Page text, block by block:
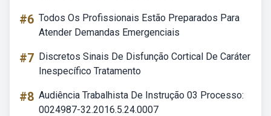
#6 Todos Os Profissionais Estão Preparados Para
Atender Demandas Emergenciais
#7 Discretos Sinais De Disfunção Cortical De Caráter
Inespecífico Tratamento
#8 Audiência Trabalhista De Instrução 03 Processo:
0024987-32.2016.5.24.0007